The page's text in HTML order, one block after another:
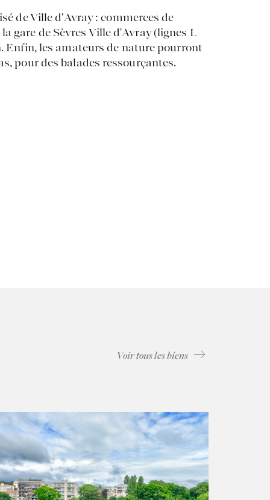
de Ville d'Avray : commerces de
gare de Sèvres Ville d'Avray (lignes L
Enfin, les amateurs de nature pourront
pour des balades ressourçantes.
Voir tous les biens